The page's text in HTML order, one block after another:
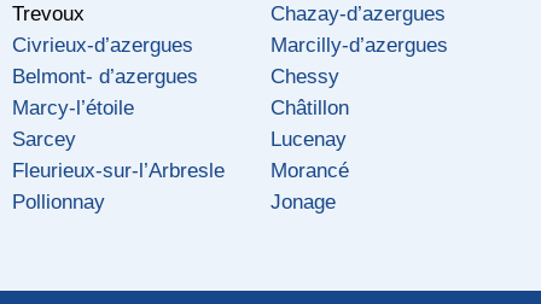
Trevoux
Chazay-d’azergues
Civrieux-d’azergues
Marcilly-d’azergues
Belmont- d’azergues
Chessy
Marcy-l’étoile
Châtillon
Sarcey
Lucenay
Fleurieux-sur-l’Arbresle
Morancé
Pollionnay
Jonage